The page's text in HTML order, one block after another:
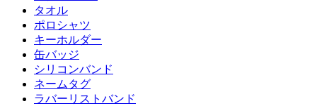
タオル
ポロシャツ
キーホルダー
缶バッジ
シリコンバンド
ネームタグ
ラバーリストバンド